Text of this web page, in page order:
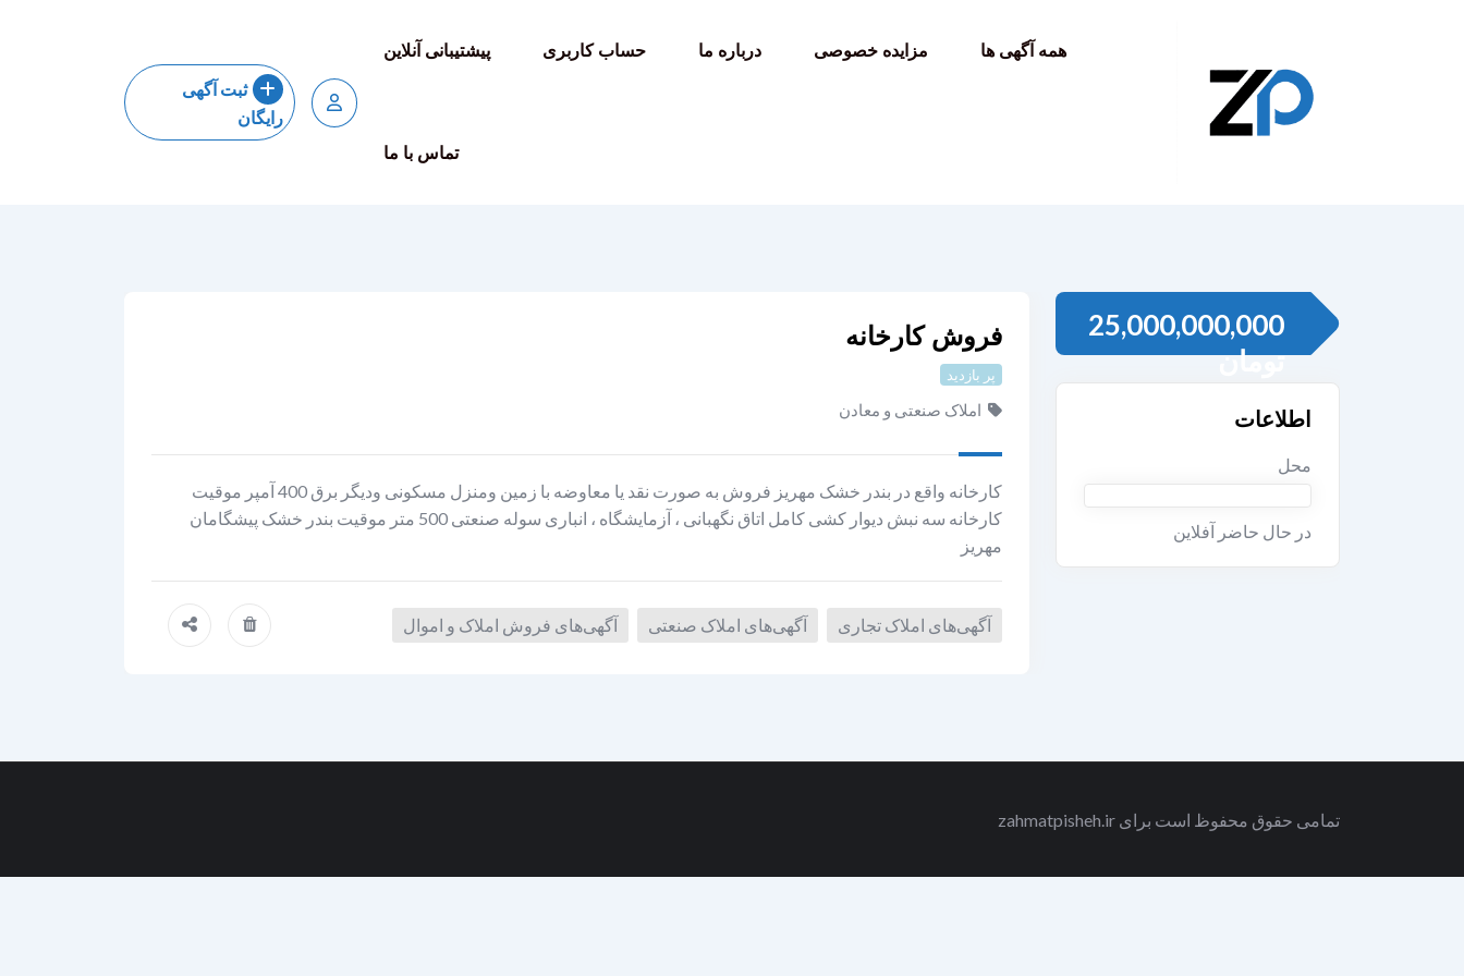
همه آگهی ها مزایده خصوصی درباره ما حساب کاربری پیشتیبانی آنلاین
تماس با ما
ثبت آگهی
رایگان
فروش کارخانه
پر بازدید
املاک صنعتی و معادن
کارخانه واقع در بندر خشک مهریز فروش به صورت نقد یا معاوضه با زمین ومنزل مسکونی ودیگر برق 400 آمپر موقیت
کارخانه سه نبش دیوار کشی کامل اتاق نگهبانی ، آزمایشگاه ، انباری سوله صنعتی 500 متر موقیت بندر خشک پیشگامان
مهریز
آگهی‌های املاک تجاری آگهی‌های املاک صنعتی آگهی‌های فروش املاک و اموال
25,000,000,000
تومان
اطلاعات
محل
در حال حاضر آفلاین
تمامی حقوق محفوظ است برای zahmatpisheh.ir